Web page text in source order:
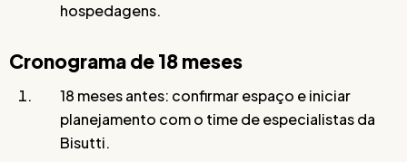
hospedagens.
Cronograma de 18 meses
18 meses antes: confirmar espaço e iniciar
planejamento com o time de especialistas da
Bisutti.